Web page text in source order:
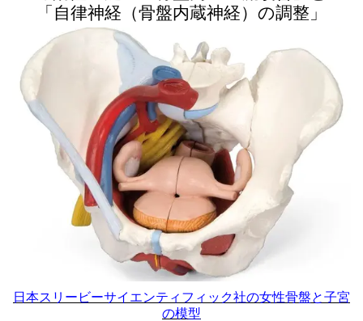
「自律神経（骨盤内蔵神経）の調整」
日本スリービーサイエンティフィック社の女性骨盤と子宮
の模型